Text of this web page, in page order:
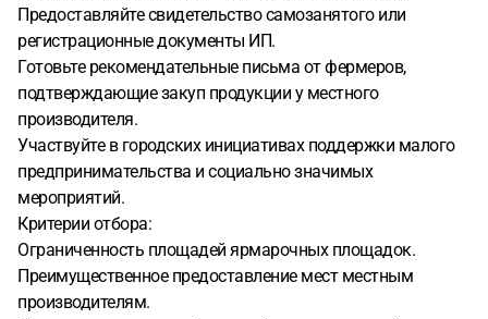
Предоставляйте свидетельство самозанятого или
регистрационные документы ИП.
Готовьте рекомендательные письма от фермеров,
подтверждающие закуп продукции у местного
производителя.
Участвуйте в городских инициативах поддержки малого
предпринимательства и социально значимых
мероприятий.
Критерии отбора:
Ограниченность площадей ярмарочных площадок.
Преимущественное предоставление мест местным
производителям.